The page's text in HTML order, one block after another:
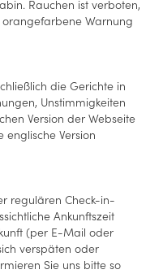
Rauchen ist verboten,
Warnung
die Gerichte in
Unstimmigkeiten
Version der Webseite
englische Version
regulären Check-in-
Ankunftszeit
(per E-Mail oder
verspäten oder
Sie uns bitte so